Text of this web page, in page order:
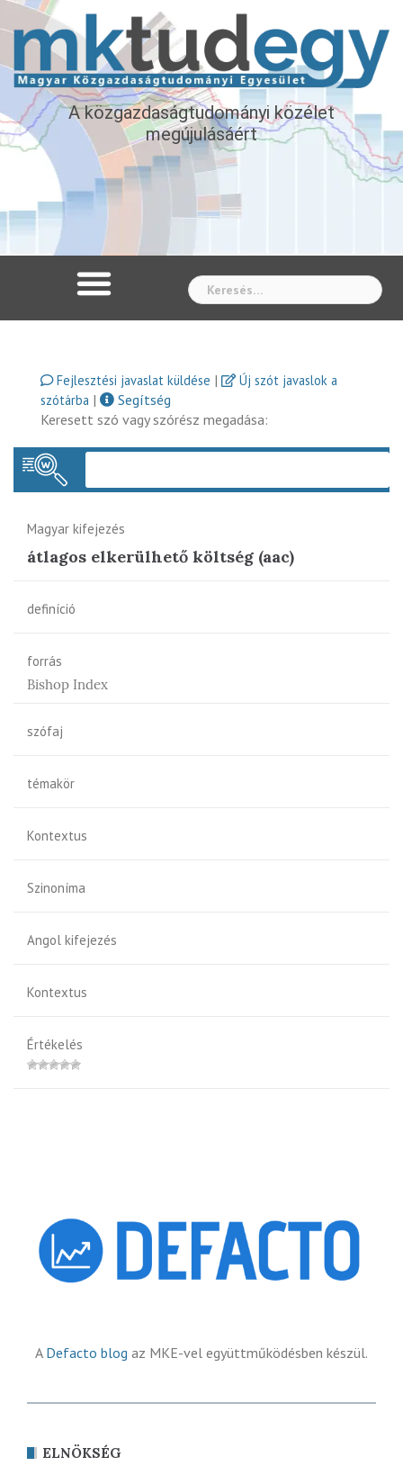
A közgazdaságtudományi közélet
megújulásáért
Fejlesztési javaslat küldése |
Új szót javaslok a
szótárba |
Segítség
Keresett szó vagy szórész megadása:
Magyar kifejezés
átlagos elkerülhető költség (aac)
definíció
forrás
Bishop Index
szófaj
témakör
Kontextus
Szinoníma
Angol kifejezés
Kontextus
Értékelés
A Defacto blog az MKE-vel együttműködésben készül.
ELNÖKSÉG